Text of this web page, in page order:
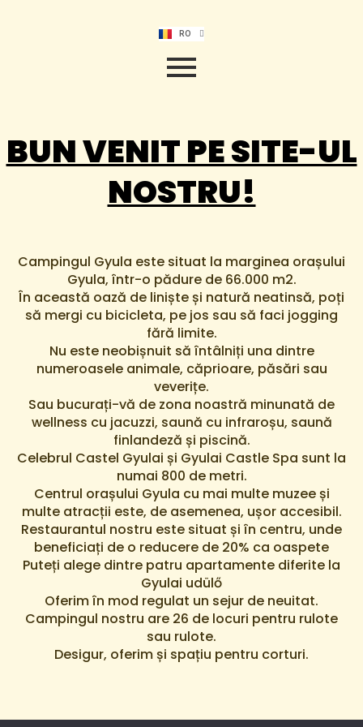
RO
HU
NL
BUN VENIT PE SITE-UL
NOSTRU!
Campingul Gyula este situat la marginea orașului
Gyula, într-o pădure de 66.000 m2.
În această oază de liniște și natură neatinsă, poți
să mergi cu bicicleta, pe jos sau să faci jogging
fără limite.
Nu este neobișnuit să întâlniți una dintre
numeroasele animale, căprioare, păsări sau
veverițe.
Sau bucurați-vă de zona noastră minunată de
wellness cu jacuzzi, saună cu infraroșu, saună
finlandeză și piscină.
Celebrul Castel Gyulai și Gyulai Castle Spa sunt la
numai 800 de metri.
Centrul orașului Gyula cu mai multe muzee și
multe atracții este, de asemenea, ușor accesibil.
Restaurantul nostru este situat și în centru, unde
beneficiați de o reducere de 20% ca oaspete
Puteți alege dintre patru apartamente diferite la
Gyulai udülő
Oferim în mod regulat un sejur de neuitat.
Campingul nostru are 26 de locuri pentru rulote
sau rulote.
Desigur, oferim și spațiu pentru corturi.